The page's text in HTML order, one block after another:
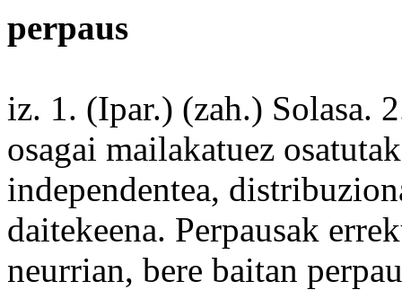
perpaus
iz. 1. (Ipar.) (zah.) Solasa.
osagai mailakatuez
independentea,
daitekeena. Perpausak
neurrian, bere baitan